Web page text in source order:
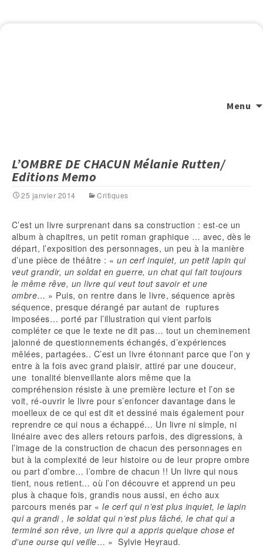
Menu
L’OMBRE DE CHACUN Mélanie Rutten/
Editions Memo
25 janvier 2014 Critiques
C’est un livre surprenant dans sa construction : est-ce un
album à chapitres, un petit roman graphique … avec, dès le
départ, l’exposition des personnages, un peu à la manière
d’une pièce de théâtre : «un cerf inquiet, un petit lapin qui
veut grandir, un soldat en guerre, un chat qui fait toujours
le même rêve, un livre qui veut tout savoir et une
ombre… » Puis, on rentre dans le livre, séquence après
séquence, presque dérangé par autant de ruptures
imposées… porté par l’illustration qui vient parfois
compléter ce que le texte ne dit pas… tout un cheminement
jalonné de questionnements échangés, d’expériences
mêlées, partagées.. C’est un livre étonnant parce que l’on y
entre à la fois avec grand plaisir, attiré par une douceur,
une tonalité bienveillante alors même que la
compréhension résiste à une première lecture et l’on se
voit, ré-ouvrir le livre pour s’enfoncer davantage dans le
moelleux de ce qui est dit et dessiné mais également pour
reprendre ce qui nous a échappé… Un livre ni simple, ni
linéaire avec des allers retours parfois, des digressions, à
l’image de la construction de chacun des personnages en
but à la complexité de leur histoire ou de leur propre ombre
ou part d’ombre… l’ombre de chacun !! Un livre qui nous
tient, nous retient… où l’on découvre et apprend un peu
plus à chaque fois, grandis nous aussi, en écho aux
parcours menés par «le cerf qui n’est plus inquiet, le lapin
qui a grandi , le soldat qui n’est plus fâché, le chat qui a
terminé son rêve, un livre qui a appris quelque chose et
d’une ourse qui veille… » Sylvie Heyraud.